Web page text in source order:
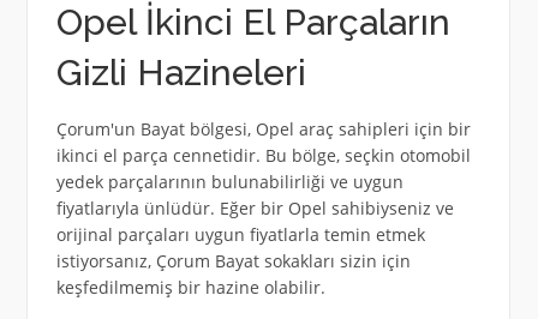
Opel İkinci El Parçaların
Gizli Hazineleri
Çorum'un Bayat bölgesi, Opel araç sahipleri için bir
ikinci el parça cennetidir. Bu bölge, seçkin otomobil
yedek parçalarının bulunabilirliği ve uygun
fiyatlarıyla ünlüdür. Eğer bir Opel sahibiyseniz ve
orijinal parçaları uygun fiyatlarla temin etmek
istiyorsanız, Çorum Bayat sokakları sizin için
keşfedilmemiş bir hazine olabilir.